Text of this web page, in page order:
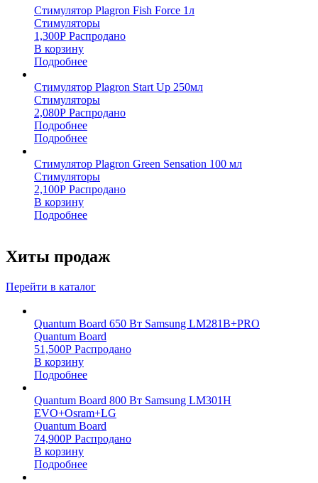
Стимулятор Plagron Fish Force 1л
Стимуляторы
1,300Р Распродано
В корзину
Подробнее
Стимулятор Plagron Start Up 250мл
Стимуляторы
2,080Р Распродано
Подробнее
Подробнее
Стимулятор Plagron Green Sensation 100 мл
Стимуляторы
2,100Р Распродано
В корзину
Подробнее
Хиты продаж
Перейти в каталог
Quantum Board 650 Вт Samsung LM281B+PRO
Quantum Board
51,500Р Распродано
В корзину
Подробнее
Quantum Board 800 Вт Samsung LM301H
EVO+Osram+LG
Quantum Board
74,900Р Распродано
В корзину
Подробнее